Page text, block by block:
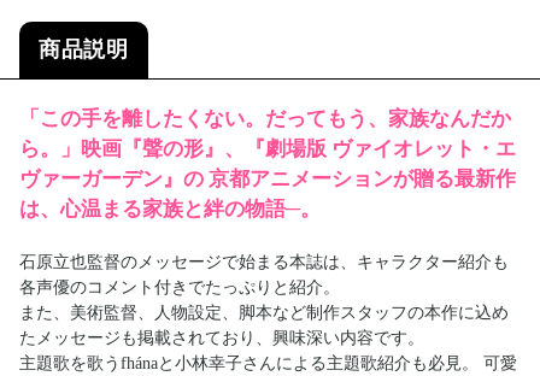
商品説明
「この手を離したくない。だってもう、家族なんだか
ら。」映画『聲の形』、『劇場版 ヴァイオレット・エ
ヴァーガーデン』の 京都アニメーションが贈る最新作
は、心温まる家族と絆の物語─。
石原立也監督のメッセージで始まる本誌は、キャラクター紹介も
各声優のコメント付きでたっぷりと紹介。
また、美術監督、人物設定、脚本など制作スタッフの本作に込め
たメッセージも掲載されており、興味深い内容です。
主題歌を歌うfhánaと小林幸子さんによる主題歌紹介も必見。 可愛